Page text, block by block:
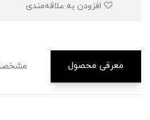
معرفی محصول